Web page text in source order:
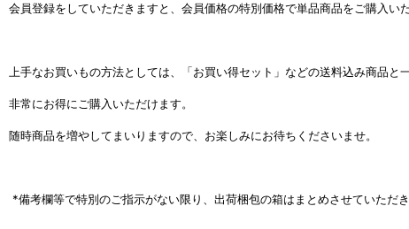
会員登録をしていただきますと、 会員価格の特別価格で単品商品をご購入い
上手なお買いもの方法としては、「お買い得セット」などの送料込み商品と
非常にお得にご購入いただけます。
随時商品を増やしてまいりますので、お楽しみにお待ちくださいませ。
*備考欄等で特別のご指示がない限り、出荷梱包の箱はまとめさせていただ